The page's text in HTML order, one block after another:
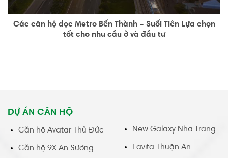
Các căn hộ dọc Metro Bến Thành – Suối Tiên Lựa chọn
tốt cho nhu cầu ở và đầu tư
DỰ ÁN CĂN HỘ
Căn hộ Avatar Thủ Đức
Căn hộ 9X An Sương
New Galaxy Nha Trang
Lavita Thuận An